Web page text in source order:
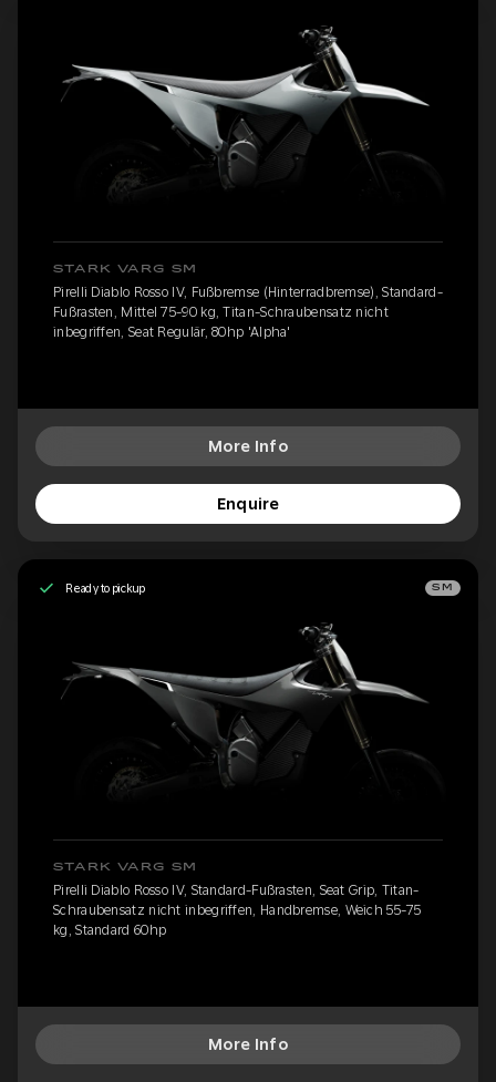
STARK VARG SM
Pirelli Diablo Rosso IV, Fußbremse (Hinterradbremse), Standard-
Fußrasten, Mittel 75-90 kg, Titan-Schraubensatz nicht
inbegriffen, Seat Regulär, 80hp 'Alpha'
More Info
Enquire
Ready to pickup SM
STARK VARG SM
Pirelli Diablo Rosso IV, Standard-Fußrasten, Seat Grip, Titan-
Schraubensatz nicht inbegriffen, Handbremse, Weich 55-75
kg, Standard 60hp
More Info